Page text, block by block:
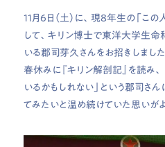
11月6日（土）に、現8年生の「こ
して、キリン博士で東洋大学生
いる郡司芽久さんをお招きしました
春休みに『キリン解剖記』を読み
いるかもしれない」という郡司さ
てみたいと温め続けていた思いがよ